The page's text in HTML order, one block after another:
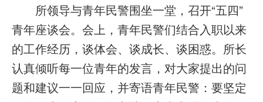
所领导与青年民警围坐一堂，召开“五四”
青年座谈会。会上，青年民警们结合入职以来
的工作经历，谈体会、谈成长、谈困惑。所长
认真倾听每一位青年的发言，对大家提出的问
题和建议一一回应，并寄语青年民警：要坚定